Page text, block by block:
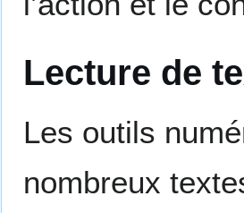
Lecture de
Les outils
nombreux